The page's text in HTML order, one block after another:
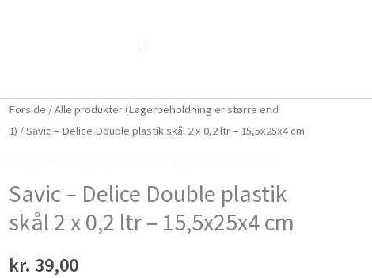
Forside /Alle produkter (Lagerbeholdning er større end
1) / Savic – Delice Double plastik skål 2 x 0,2 ltr – 15,5x25x4 cm
Savic – Delice Double plastik
skål 2 x 0,2 ltr – 15,5x25x4 cm
kr. 39,00